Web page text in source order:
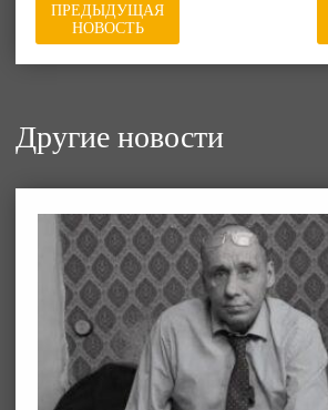
ПРЕДЫДУЩАЯ
НОВОСТЬ
Другие новости